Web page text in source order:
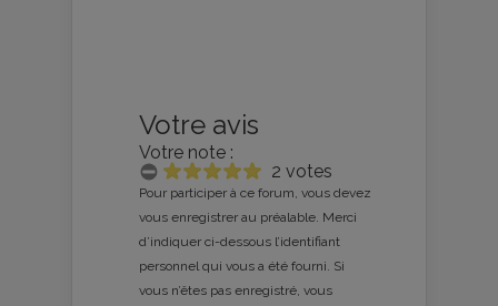
Votre avis
Votre note :
2 votes
Pour participer à ce forum, vous devez
vous enregistrer au préalable. Merci
d’indiquer ci-dessous l’identifiant
personnel qui vous a été fourni. Si
vous n’êtes pas enregistré, vous